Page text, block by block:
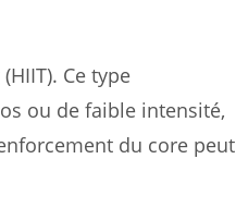
Ce type
ou de faible intensité,
du core peut